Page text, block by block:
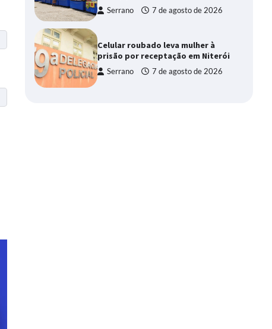
Serrano 7 de agosto de 2026
Celular roubado leva mulher à
prisão por receptação em Niterói
Serrano 7 de agosto de 2026